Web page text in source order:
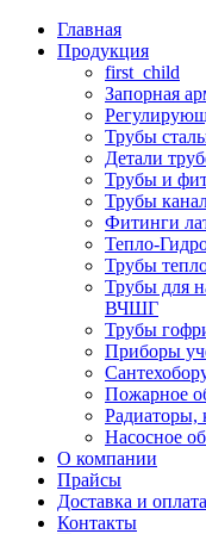
Главная
Продукция
first_child
Запорная
Трубы
Детали
Трубы и
Трубы
Фитинги
Тепло-
Трубы
Трубы для
ВЧШГ
Трубы
Приборы
Пожарное
Радиаторы,
Насосное
О компании
Прайсы
Доставка и оплата
Контакты